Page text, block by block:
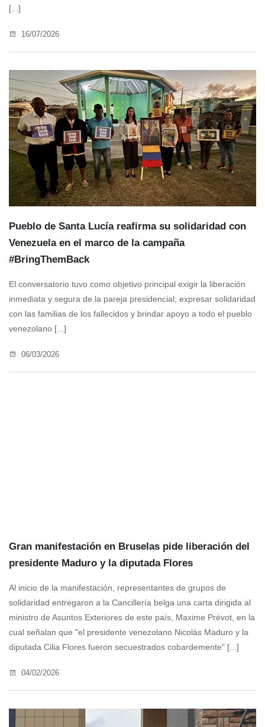
[...]
16/07/2026
Pueblo de Santa Lucía reafirma su solidaridad con
Venezuela en el marco de la campaña
#BringThemBack
El conversatorio tuvo como objetivo principal exigir la liberación
inmediata y segura de la pareja presidencial; expresar solidaridad
con las familias de los fallecidos y brindar apoyo a todo el pueblo
venezolano [...]
06/03/2026
Gran manifestación en Bruselas pide liberación del
presidente Maduro y la diputada Flores
Al inicio de la manifestación, representantes de grupos de
solidaridad entregaron a la Cancillería belga una carta dirigida al
ministro de Asuntos Exteriores de este país, Maxime Prévot, en la
cual señalan que "el presidente venezolano Nicolás Maduro y la
diputada Cilia Flores fueron secuestrados cobardemente" [...]
04/02/2026